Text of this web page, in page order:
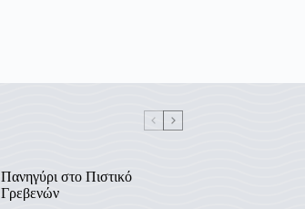
Πανηγύρι στο Πιστικό
Γρεβενών